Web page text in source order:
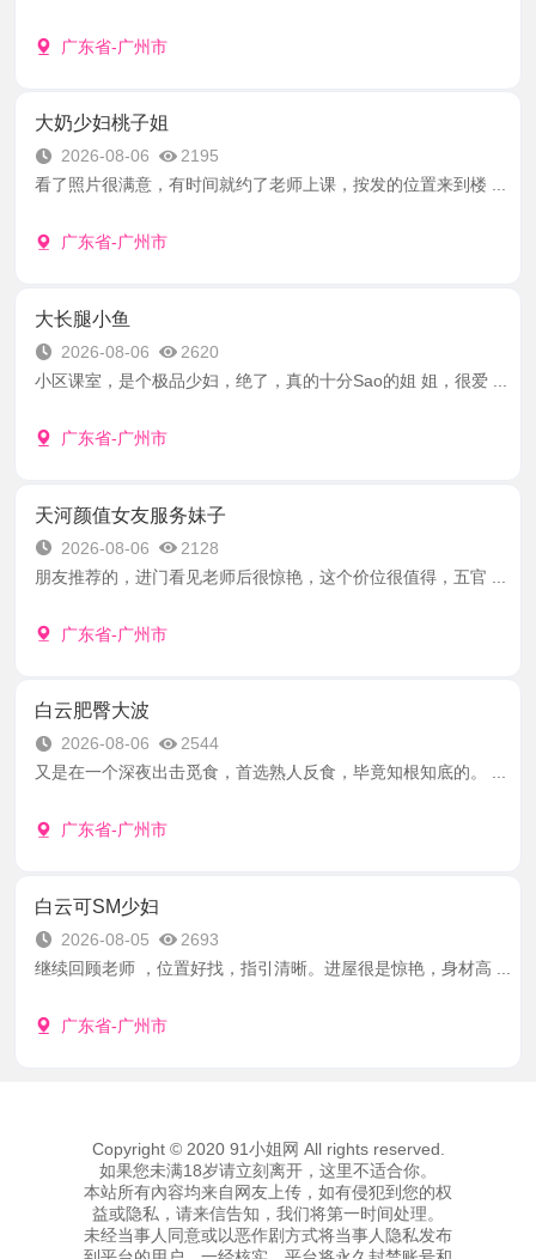
广东省-广州市
大奶少妇桃子姐
2026-08-06
2195
看了照片很满意，有时间就约了老师上课，按发的位置来到楼 ...
广东省-广州市
大长腿小鱼
2026-08-06
2620
小区课室，是个极品少妇，绝了，真的十分Sao的姐 姐，很爱 ...
广东省-广州市
天河颜值女友服务妹子
2026-08-06
2128
朋友推荐的，进门看见老师后很惊艳，这个价位很值得，五官 ...
广东省-广州市
白云肥臀大波
2026-08-06
2544
又是在一个深夜出击觅食，首选熟人反食，毕竟知根知底的。 ...
广东省-广州市
白云可SM少妇
2026-08-05
2693
继续回顾老师 ，位置好找，指引清晰。进屋很是惊艳，身材高 ...
广东省-广州市
Copyright © 2020 91小姐网 All rights reserved.
如果您未满18岁请立刻离开，这里不适合你。
本站所有內容均来自网友上传，如有侵犯到您的权
益或隐私，请来信告知，我们将第一时间处理。
未经当事人同意或以恶作剧方式将当事人隐私发布